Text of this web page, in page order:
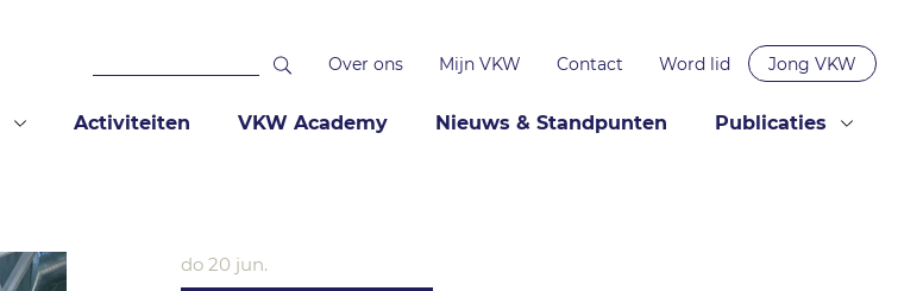
Over ons Mijn VKW Contact Word lid Jong VKW
Activiteiten VKW Academy Nieuws & Standpunten Publicaties
do 20 jun.